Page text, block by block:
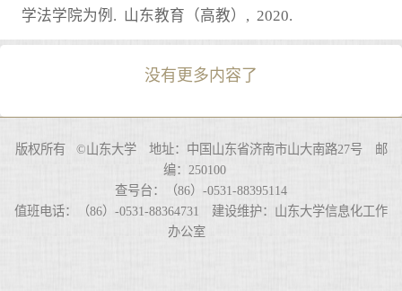
学法学院为例. 山东教育（高教）, 2020.
没有更多内容了
版权所有 ©山东大学 地址：中国山东省济南市山大南路27号 邮
编：250100
查号台：（86）-0531-88395114
值班电话：（86）-0531-88364731 建设维护：山东大学信息化工作
办公室